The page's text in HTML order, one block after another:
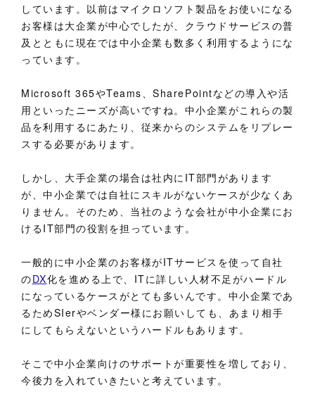
しています。以前はマイクロソフト製品をお使いになる
お客様は大企業が中心でしたが、クラウドサービスの普
及とともに現在では中小企業も数多く利用するようにな
っています。
Microsoft 365やTeams、SharePointなどの導入や活
用といったニーズが高いですね。中小企業がこれらの製
品を利用するにあたり、従来からのシステムをリプレー
スする必要があります。
しかし、大手企業の場合は社内にIT部門があります
が、中小企業では自社にスキルがないケースが少なくあ
りません。そのため、当社のような会社が中小企業にお
けるIT部門の役割を担っています。
一般的に中小企業のお客様がITサービスを使って自社
のDX化を進める上で、ITに詳しい人材不足がハードル
になっているケースがとても多いんです。中小企業であ
るためSIerやベンダー様にお願いしても、あまり相手
にしてもらえないというハードルもあります。
そこで中小企業向けのサポートが重要性を増しており、
今後力を入れていきたいと考えています。